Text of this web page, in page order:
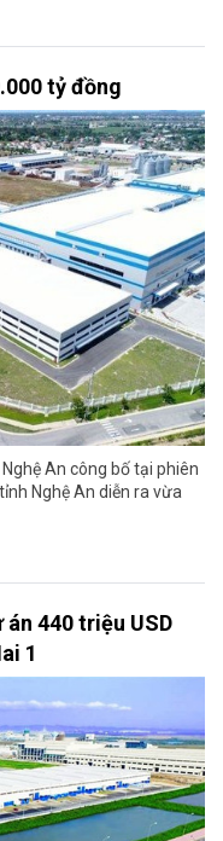
tỷ đồng
An công bố tại phiên
Nghệ An diễn ra vừa
án 440 triệu USD
1